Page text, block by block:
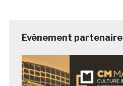
Evénement partenaire